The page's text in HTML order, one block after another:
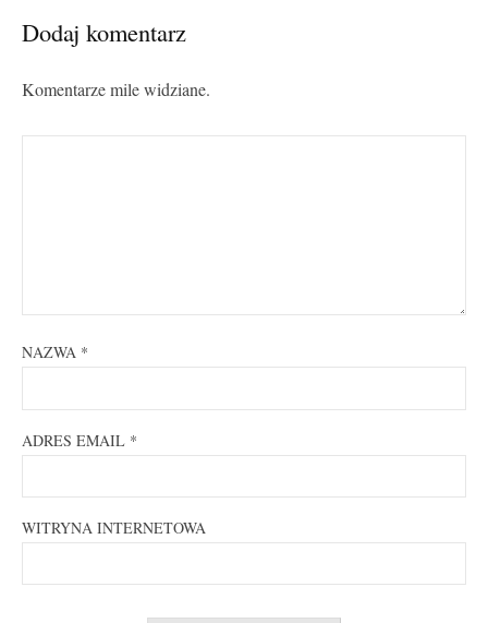
Dodaj komentarz
Komentarze mile widziane.
NAZWA *
ADRES EMAIL *
WITRYNA INTERNETOWA